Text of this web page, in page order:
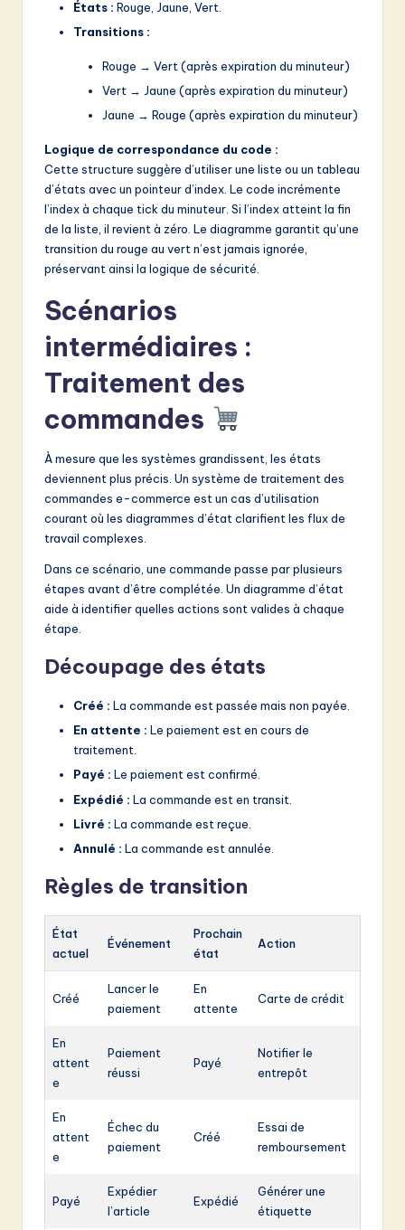
États : Rouge, Jaune, Vert.
Transitions :
Rouge → Vert (après expiration du minuteur)
Vert → Jaune (après expiration du minuteur)
Jaune → Rouge (après expiration du minuteur)
Logique de correspondance du code :
Cette structure suggère d’utiliser une liste ou un tableau
d’états avec un pointeur d’index. Le code incrémente
l’index à chaque tick du minuteur. Si l’index atteint la fin
de la liste, il revient à zéro. Le diagramme garantit qu’une
transition du rouge au vert n’est jamais ignorée,
préservant ainsi la logique de sécurité.
Scénarios
intermédiaires :
Traitement des
commandes
À mesure que les systèmes grandissent, les états
deviennent plus précis. Un système de traitement des
commandes e-commerce est un cas d’utilisation
courant où les diagrammes d’état clarifient les flux de
travail complexes.
Dans ce scénario, une commande passe par plusieurs
étapes avant d’être complétée. Un diagramme d’état
aide à identifier quelles actions sont valides à chaque
étape.
Découpage des états
Créé : La commande est passée mais non payée.
En attente : Le paiement est en cours de
traitement.
Payé : Le paiement est confirmé.
Expédié : La commande est en transit.
Livré : La commande est reçue.
Annulé : La commande est annulée.
Règles de transition
État
actuel
Événement
Prochain
état
Action
Créé
Lancer le
paiement
En
attente
Carte de crédit
En
attent
e
Paiement
réussi
Payé
Notifier le
entrepôt
En
attent
e
Échec du
paiement
Créé
Essai de
remboursement
Payé
Expédier
l’article
Expédié
Générer une
étiquette